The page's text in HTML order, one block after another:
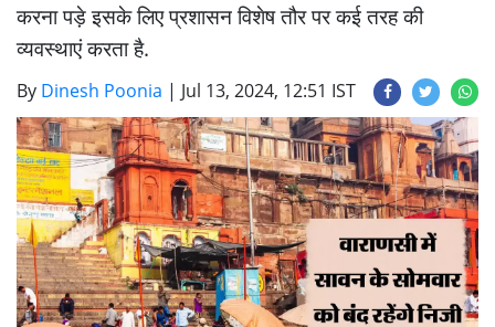
करना पड़े इसके लिए प्रशासन विशेष तौर पर कई तरह की
व्यवस्थाएं करता है.
By Dinesh Poonia | Jul 13, 2024, 12:51 IST